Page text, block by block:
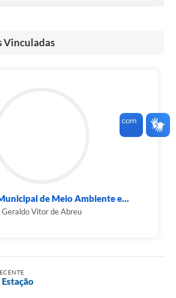
Vinculadas
de Meio Ambiente e...
Geraldo Vitor de Abreu